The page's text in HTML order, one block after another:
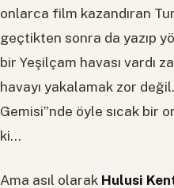
onlarca film kazandıran
geçtikten sonra da yazıp
bir Yeşilçam havası vardı
havayı yakalamak zor
Gemisi”nde öyle sıcak bir
ki…
Ama asıl olarak Hulusi